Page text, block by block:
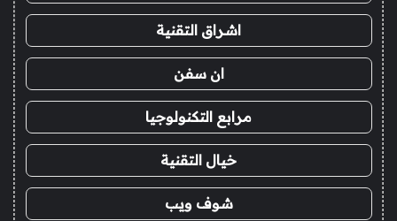
اشراق التقنية
ان سفن
مرابع التكنولوجيا
خيال التقنية
شوف ويب